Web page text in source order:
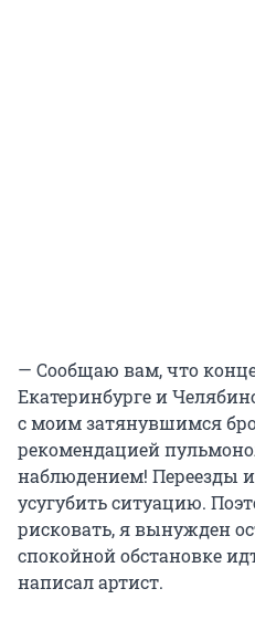
— Сообщаю вам, что
Екатеринбурге и
с моим затянувшимся
рекомендацией
наблюдением! Переезды
усугубить ситуацию.
рисковать, я вынужден
спокойной обстановке
написал артист.